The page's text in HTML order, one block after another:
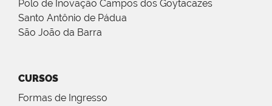
Polo de Inovação Campos dos Goytacazes
Santo Antônio de Pádua
São João da Barra
CURSOS
Formas de Ingresso